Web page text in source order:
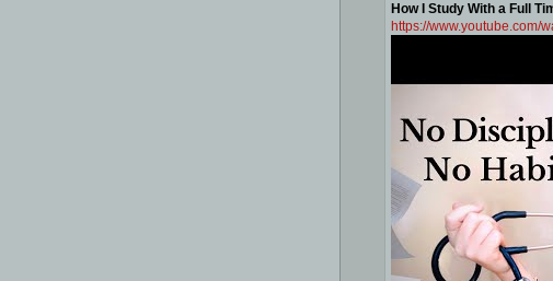
How I Study With a Full
https://www.youtube.com/